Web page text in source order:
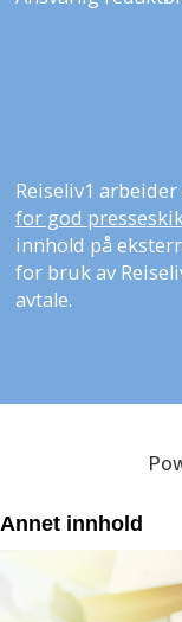
Reiseliv1
for god
innhold på
for bruk av
avtale.